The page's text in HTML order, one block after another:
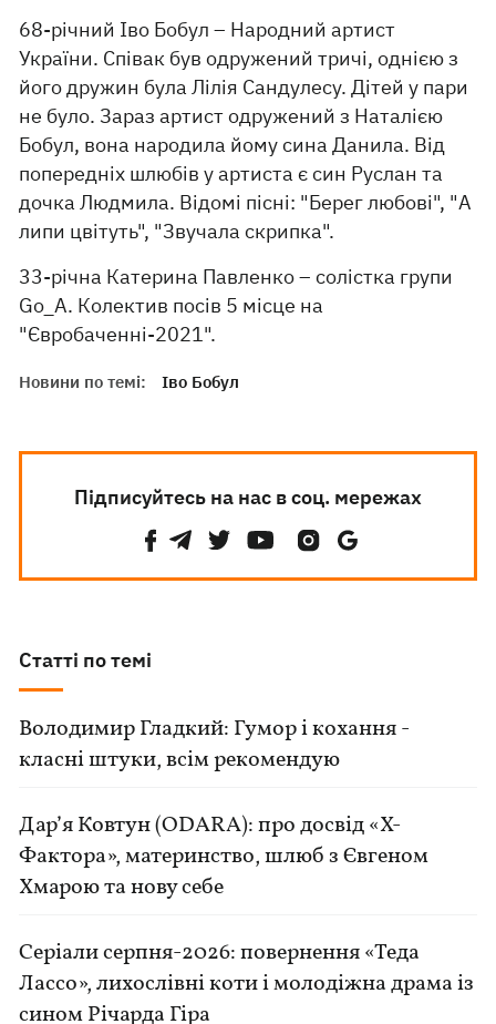
68-річний Іво Бобул – Народний артист
України. Співак був одружений тричі, однією з
його дружин була Лілія Сандулесу. Дітей у пари
не було. Зараз артист одружений з Наталією
Бобул, вона народила йому сина Данила. Від
попередніх шлюбів у артиста є син Руслан та
дочка Людмила. Відомі пісні: "Берег любовi", "А
липи цвітуть", "Звучала скрипка".
33-річна Катерина Павленко – солістка групи
Go_A. Колектив посів 5 місце на
"Євробаченні-2021".
Новини по темі: Іво Бобул
Підписуйтесь на нас в соц. мережах
Статті по темі
Володимир Гладкий: Гумор і кохання -
класні штуки, всім рекомендую
Дар’я Ковтун (ODARA): про досвід «Х-
Фактора», материнство, шлюб з Євгеном
Хмарою та нову себе
Серіали серпня-2026: повернення «Теда
Лассо», лихослівні коти і молодіжна драма із
сином Річарда Гіра